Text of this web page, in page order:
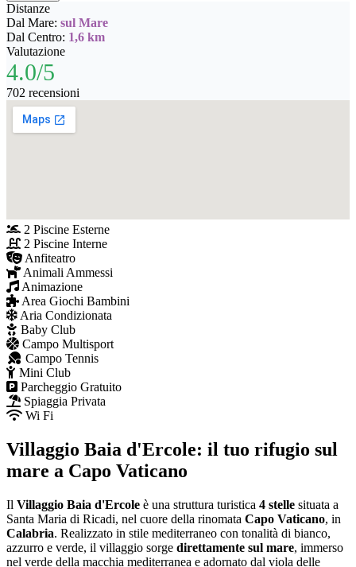
Distanze
Dal Mare: sul Mare
Dal Centro: 1,6 km
Valutazione
4.0/5
702 recensioni
2 Piscine Esterne
2 Piscine Interne
Anfiteatro
Animali Ammessi
Animazione
Area Giochi Bambini
Aria Condizionata
Baby Club
Campo Multisport
Campo Tennis
Mini Club
Parcheggio Gratuito
Spiaggia Privata
Wi Fi
Villaggio Baia d'Ercole: il tuo rifugio sul
mare a Capo Vaticano
Il Villaggio Baia d'Ercole è una struttura turistica 4 stelle situata a
Santa Maria di Ricadi, nel cuore della rinomata Capo Vaticano, in
Calabria. Realizzato in stile mediterraneo con tonalità di bianco,
azzurro e verde, il villaggio sorge direttamente sul mare, immerso
nel verde della macchia mediterranea e adornato dal viola delle